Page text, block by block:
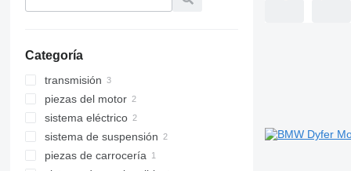
Categoría
transmisión
discos de embrague
diferenciales
piezas del motor
culatas
turbocompresores
sistema eléctrico
unidades de control
sensores de NOx
sistema de suspensión
otras piezas del sistema de
piezas de carrocería